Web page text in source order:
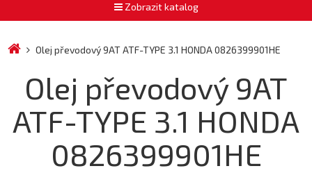
Zobrazit katalog
Olej převodový 9AT ATF-TYPE 3.1 HONDA 0826399901HE
Olej převodový 9AT
ATF-TYPE 3.1 HONDA
0826399901HE